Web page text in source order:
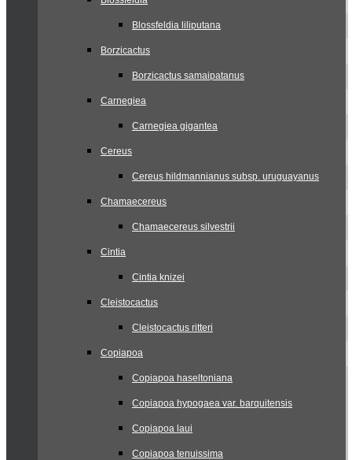
Blossfeldia liliputana
Borzicactus
Borzicactus samaipatanus
Carnegiea
Carnegiea gigantea
Cereus
Cereus hildmannianus subsp. uruguayanus
Chamaecereus
Chamaecereus silvestrii
Cintia
Cintia knizei
Cleistocactus
Cleistocactus ritteri
Copiapoa
Copiapoa haseltoniana
Copiapoa hypogaea var. barquitensis
Copiapoa laui
Copiapoa tenuissima